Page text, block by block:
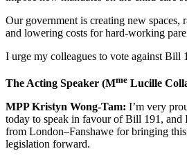
Our government is creating new spaces,
and lowering costs for hard-working
I urge my colleagues to vote against Bill
The Acting Speaker (Mme Lucille
MPP Kristyn Wong-Tam: I’m very
today to speak in favour of Bill 191, and
from London–Fanshawe for bringing
legislation forward.